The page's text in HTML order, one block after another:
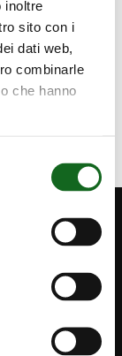
inoltre
sito con i
dati web,
combinarle
che hanno